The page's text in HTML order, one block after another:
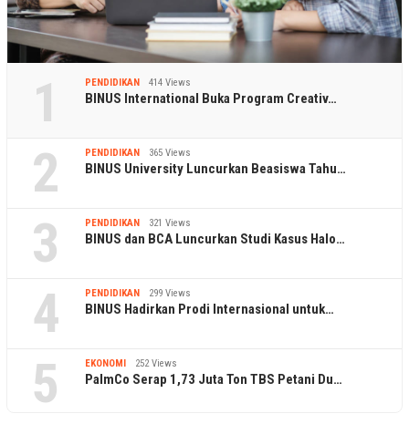
1 PENDIDIKAN 414 Views
BINUS International Buka Program Creativ…
2 PENDIDIKAN 365 Views
BINUS University Luncurkan Beasiswa Tahu…
3 PENDIDIKAN 321 Views
BINUS dan BCA Luncurkan Studi Kasus Halo…
4 PENDIDIKAN 299 Views
BINUS Hadirkan Prodi Internasional untuk…
5 EKONOMI 252 Views
PalmCo Serap 1,73 Juta Ton TBS Petani Du…